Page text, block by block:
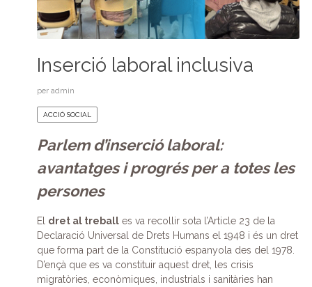
Inserció laboral inclusiva
per admin
ACCIÓ SOCIAL
Parlem d’inserció laboral:
avantatges i progrés per a totes les
persones
El dret al treballes va recollir sota l’Article 23 de la
Declaració Universal de Drets Humans el 1948 i és un dret
que forma part de la Constitució espanyola des del 1978.
D’ençà que es va constituir aquest dret, les crisis
migratòries, econòmiques, industrials i sanitàries han